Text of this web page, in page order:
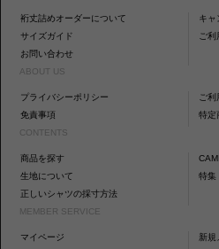
裄丈詰めオーダーについて
キャ
サイズガイド
ご利
お問い合わせ
ABOUT US
プライバシーポリシー
ご利
免責事項
特定
CONTENTS
商品を探す
生地について
特集
正しいシャツの採寸方法
MEMBER SERVICE
マイページ
新規